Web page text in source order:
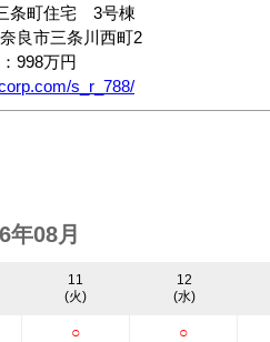
条町住宅 3号棟
良市三条川西町2
998万円
s_r_788/
年08月
11
(火)
○
12
(水)
○